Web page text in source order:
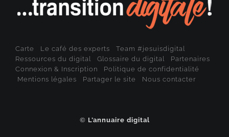
Carte Le café des experts
Team #jesuisdigital
Ressources du digital
Glossaire du digital
Partenaires
Connexion & Inscription
Politique de confidentialité
Mentions légales
Partager le site Nous contacter
© L’annuaire digital